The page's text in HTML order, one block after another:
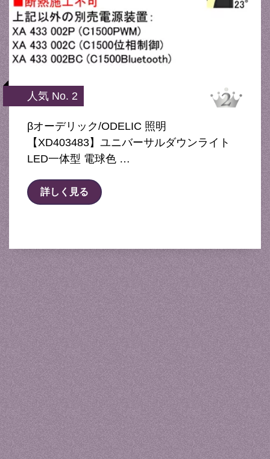
人気 No. 2
βオーデリック/ODELIC 照明
【XD403483】ユニバーサルダウンライト
LED一体型 電球色 …
詳しく見る